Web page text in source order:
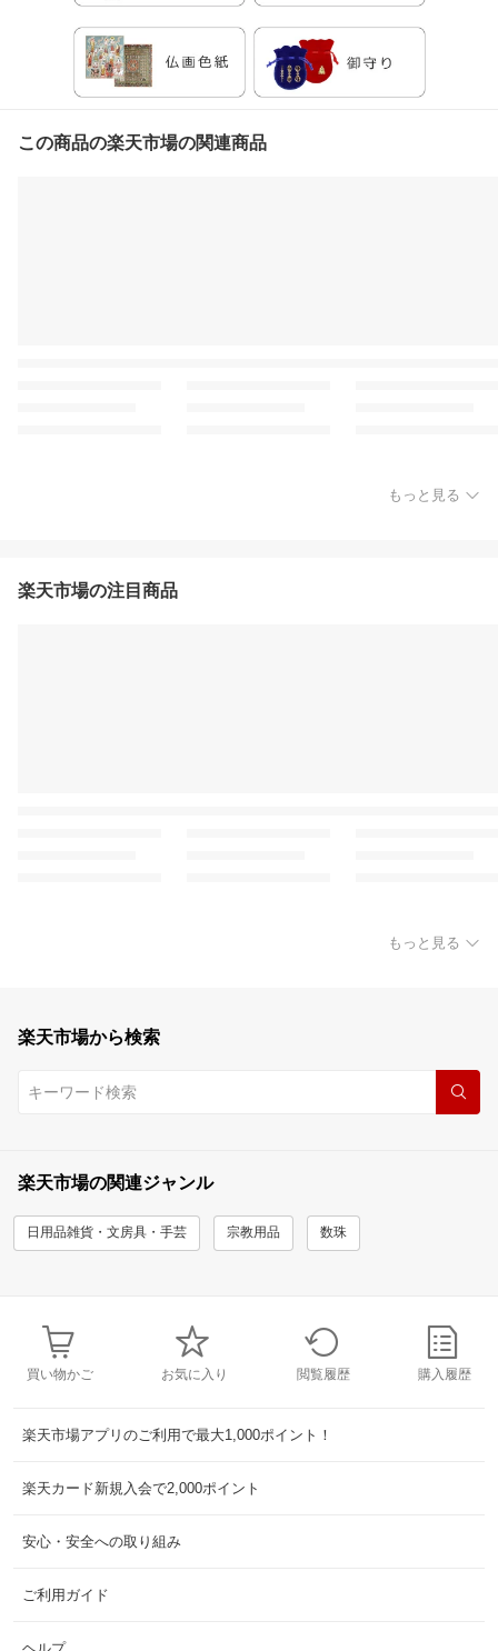
この商品の楽天市場の関連商品
もっと見る
楽天市場の注目商品
もっと見る
楽天市場から検索
楽天市場の関連ジャンル
日用品雑貨・文房具・手芸 宗教用品 数珠
買い物かご お気に入り 閲覧履歴 購入履歴
楽天市場アプリのご利用で最大1,000ポイント！
楽天カード新規入会で2,000ポイント
安心・安全への取り組み
ご利用ガイド
ヘルプ